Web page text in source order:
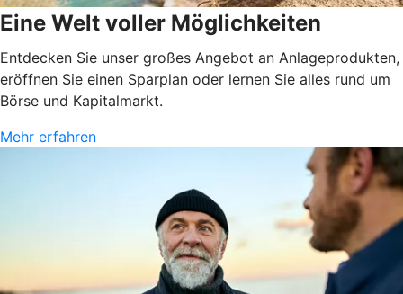
Eine Welt voller Möglichkeiten
Entdecken Sie unser großes Angebot an Anlageprodukten,
eröffnen Sie einen Sparplan oder lernen Sie alles rund um
Börse und Kapitalmarkt.
Mehr erfahren